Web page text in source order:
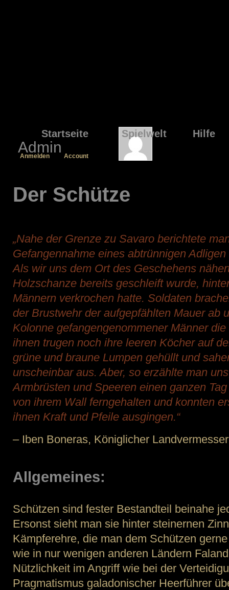
Startseite Spielwelt Hilfe
Admin
Anmelden Account
Der Schütze
„Nahe der Grenze zu Savaro berichtete
Gefangennahme eines abtrünnigen
Als wir uns dem Ort des Geschehens
Holzschanze bereits geschleift wurde,
Männern verkrochen hatte. Soldaten
der Brustwehr der aufgepfählten Mauer ab
Kolonne gefangengenommener Männer
ihnen trugen noch ihre leeren Köcher auf
grüne und braune Lumpen gehüllt und
unscheinbar aus. Aber, so erzählte man
Armbrüsten und Speeren einen ganzen
von ihrem Wall ferngehalten und konnten
ihnen Kraft und Pfeile ausgingen.“
– Iben Boneras, Königlicher
Allgemeines:
Schützen sind fester Bestandteil beinahe
Ersonst sieht man sie hinter steinernen
Kämpferehre, die man dem Schützen
wie in nur wenigen anderen Ländern
Nützlichkeit im Angriff wie bei der
Pragmatismus galadonischer Heerführer